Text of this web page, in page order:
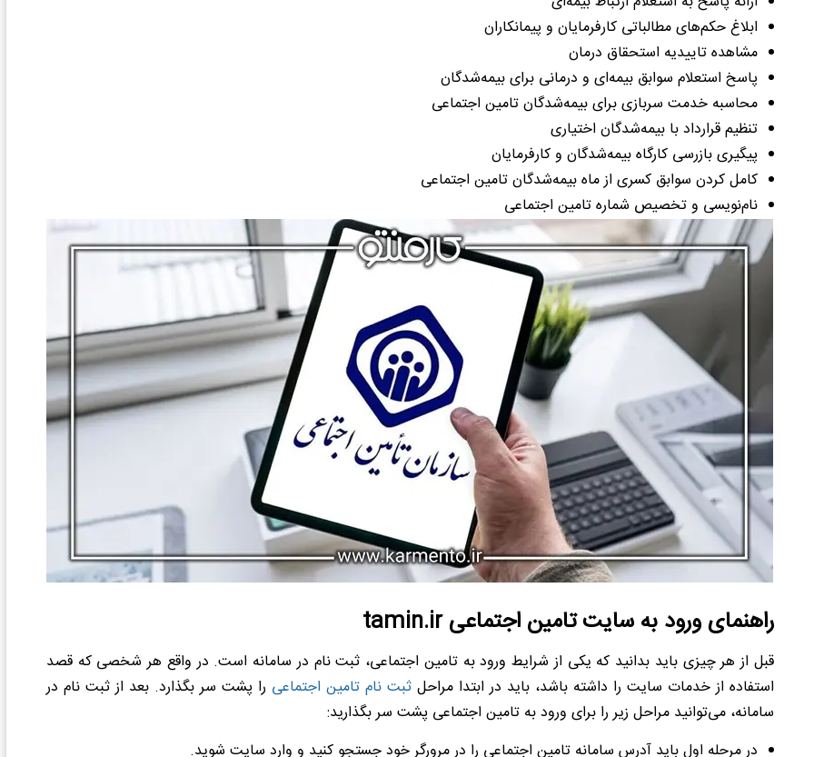
ابلاغ حکم‌های مطالباتی کارفرمایان و پیمانکاران
مشاهده تاییدیه استحقاق درمان
پاسخ استعلام سوابق بیمه‌ای و درمانی برای بیمه‌شدگان
محاسبه خدمت سربازی برای بیمه‌شدگان تامین اجتماعی
تنظیم قرارداد با بیمه‌شدگان اختیاری
پیگیری بازرسی کارگاه بیمه‌شدگان و کارفرمایان
کامل کردن سوابق کسری از ماه بیمه‌شدگان تامین اجتماعی
نام‌نویسی و تخصیص شماره تامین اجتماعی
راهنمای ورود به سایت تامین اجتماعی tamin.ir
قبل از هر چیزی باید بدانید که یکی از شرایط ورود به تامین اجتماعی، ثبت نام در سامانه است. در واقع هر شخصی که قصد
استفاده از خدمات سایت را داشته باشد، باید در ابتدا مراحلثبت نام تامین اجتماعی را پشت سر بگذارد. بعد از ثبت نام در
سامانه، می‌توانید مراحل زیر را برای ورود به تامین اجتماعی پشت سر بگذارید:
در مرحله اول باید آدرس سامانه تامین اجتماعی را در مرورگر خود جستجو کنید و وارد سایت شوید.